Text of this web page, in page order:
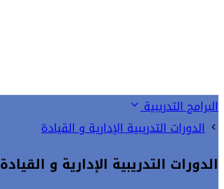
البرامج التدريبية
الدورات التدريبية الإدارية و القيادة
الدورات التدريبية الإدارية و القيادة